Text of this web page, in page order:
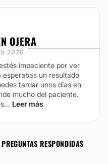
OJERA
2020
impaciente por ver
un resultado
tardar unos días en
mucho del paciente.
Leer más
RESPONDIDAS